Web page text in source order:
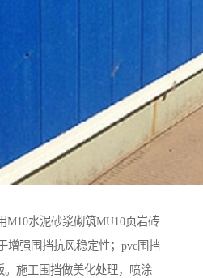
M10水泥砂浆砌筑MU10页岩砖
增强围挡抗风稳定性；pvc围挡
。施工围挡做美化处理，喷涂